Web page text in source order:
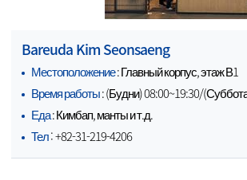
Bareuda Kim Seonsaeng
Местоположение: Главный корпус, этаж В1
Время работы: (Будни) 08:00~19:30/
Еда: Кимбап, манты и т.д.
Тел: +82-31-219-4206